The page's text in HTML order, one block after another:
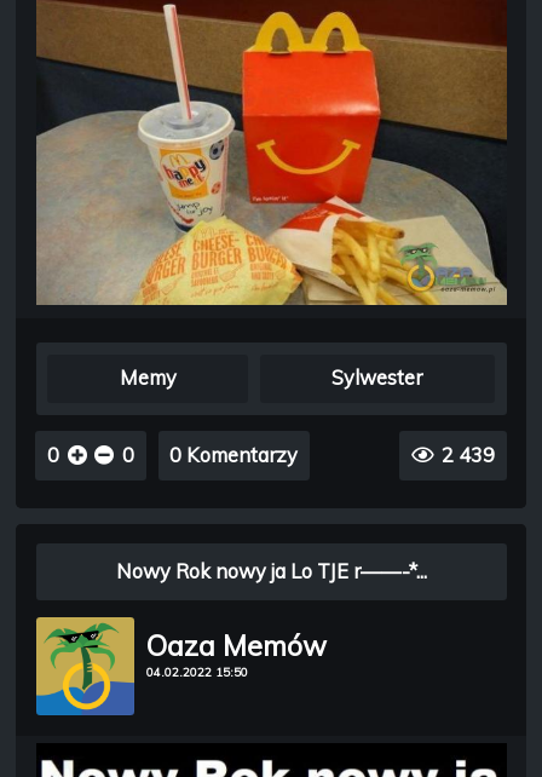
Memy Sylwester
0 0 0 Komentarzy 2 439
Oaza Memów
04.02.2022 15:50
Nowy Rok nowy ja Lo TJE r——-*...